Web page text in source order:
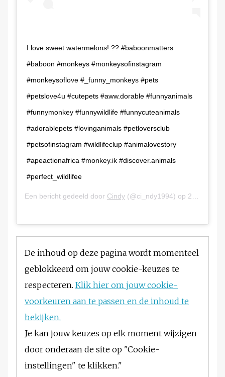
I love sweet watermelons! ?? #baboonmatters
#baboon #monkeys #monkeysofinstagram
#monkeysoflove #_funny_monkeys #pets
#petslove4u #cutepets #aww.dorable #funnyanimals
#funnymonkey #funnywildlife #funnycuteanimals
#adorablepets #lovinganimals #petloversclub
#petsofinstagram #wildlifeclup #animalovestory
#apeactionafrica #monkey.ik #discover.animals
#perfect_wildlifee
Een bericht gedeeld door Cindy (@ci_ndy1994) op 23 Sep 2019 om 12:17 (PDT)
De inhoud op deze pagina wordt momenteel
geblokkeerd om jouw cookie-keuzes te
respecteren. Klik hier om jouw cookie-
voorkeuren aan te passen en de inhoud te
bekijken.
Je kan jouw keuzes op elk moment wijzigen
door onderaan de site op "Cookie-
instellingen" te klikken."